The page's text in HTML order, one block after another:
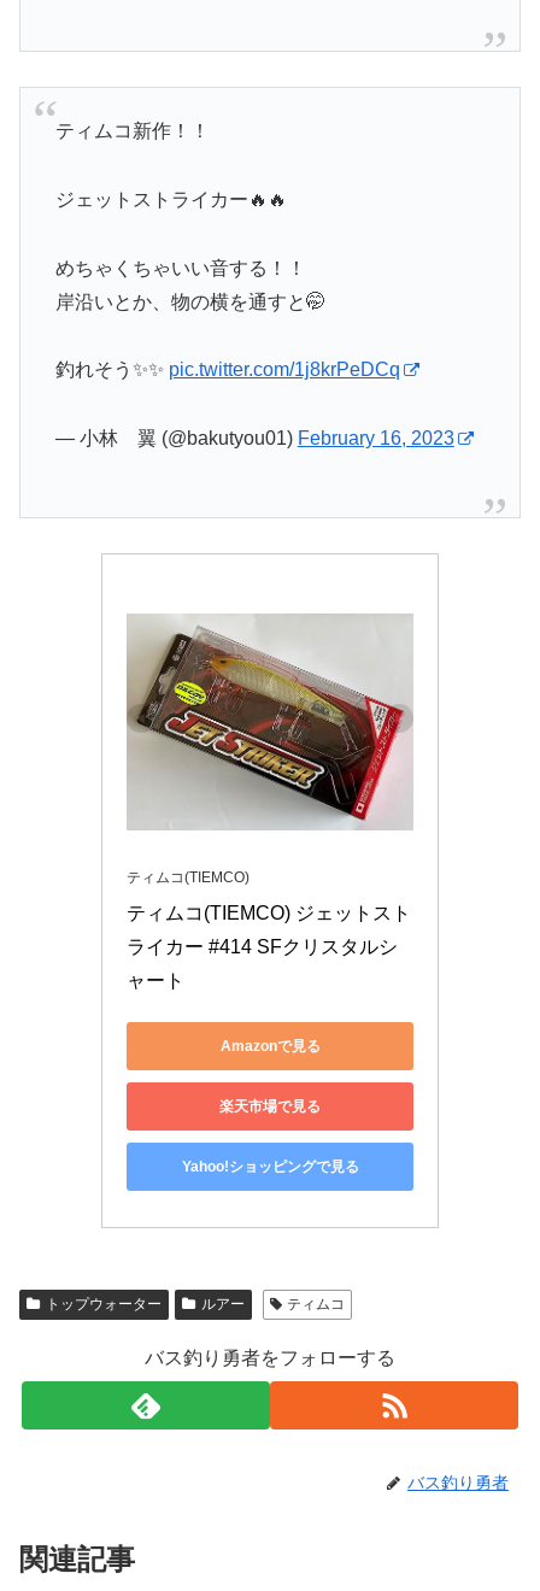
ティムコ新作！！
ジェットストライカー🔥🔥
めちゃくちゃいい音する！！
岸沿いとか、物の横を通すと🤭
釣れそう✨✨ pic.twitter.com/1j8krPeDCq
— 小林 翼 (@bakutyou01) February 16, 2023
ティムコ(TIEMCO)
ティムコ(TIEMCO) ジェットスト
ライカー #414 SFクリスタルシ
ャート
Amazonで見る
楽天市場で見る
Yahoo!ショッピングで見る
トップウォーター ルアー ティムコ
バス釣り勇者をフォローする
バス釣り勇者
関連記事